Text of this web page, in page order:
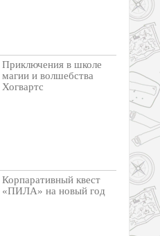
Приключения в школе
магии и волшебства
Хогвартс
Корпаративный квест
«ПИЛА» на новый год